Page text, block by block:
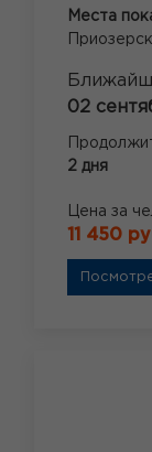
Места
Приозерск
02
2 дня
Цена за
11 450